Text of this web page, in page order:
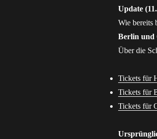
Update
Wie bereits
Berlin und
Über die
Tickets für
Tickets für
Tickets für